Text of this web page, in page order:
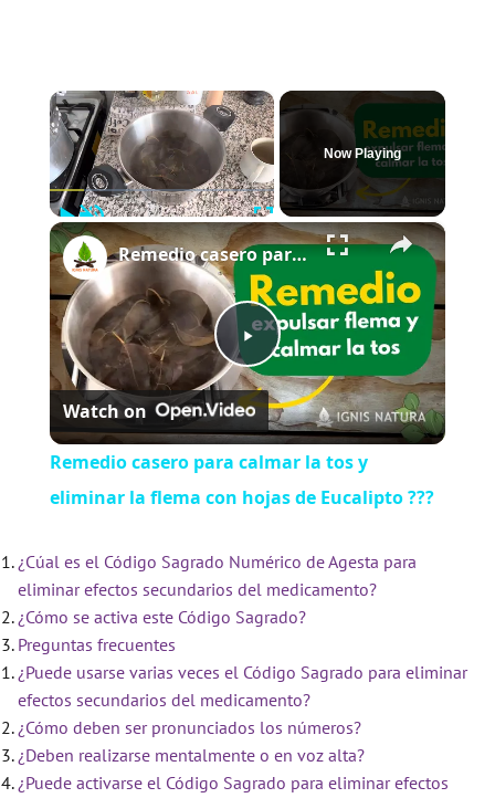
×
PlayUnmute Fullscreen
Now Playing
×
P
l
a
y
V
i
d
Remedio casero para calmar la tos y eliminar la flema con hojas de Eucalipto ???
Watch on
Remedio casero para calmar la tos y
eliminar la flema con hojas de Eucalipto ???
¿Cúal es el Código Sagrado Numérico de Agesta para
eliminar efectos secundarios del medicamento?
¿Cómo se activa este Código Sagrado?
Preguntas frecuentes
¿Puede usarse varias veces el Código Sagrado para eliminar
efectos secundarios del medicamento?
¿Cómo deben ser pronunciados los números?
¿Deben realizarse mentalmente o en voz alta?
¿Puede activarse el Código Sagrado para eliminar efectos